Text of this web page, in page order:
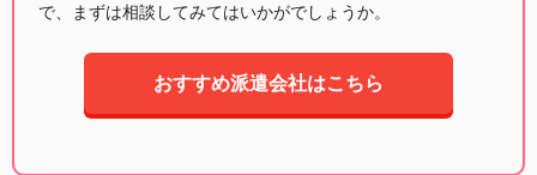
で、まずは相談してみてはいかがでしょうか。
おすすめ派遣会社はこちら